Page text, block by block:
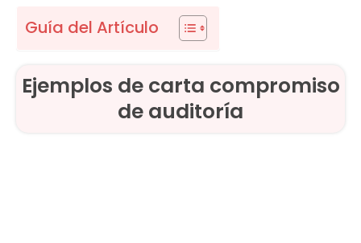
Guía del Artículo
Ejemplos de carta compromiso
de auditoría